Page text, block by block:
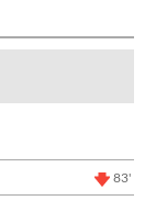
83'